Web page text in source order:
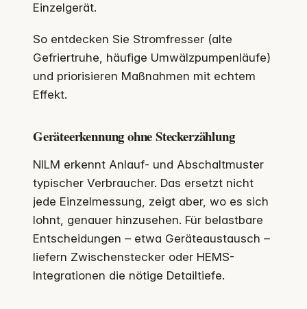
Einzelgerät.
So entdecken Sie Stromfresser (alte
Gefriertruhe, häufige Umwälzpumpenläufe)
und priorisieren Maßnahmen mit echtem
Effekt.
Geräteerkennung ohne Steckerzählung
NILM erkennt Anlauf- und Abschaltmuster
typischer Verbraucher. Das ersetzt nicht
jede Einzelmessung, zeigt aber, wo es sich
lohnt, genauer hinzusehen. Für belastbare
Entscheidungen – etwa Geräteaustausch –
liefern Zwischenstecker oder HEMS-
Integrationen die nötige Detailtiefe.